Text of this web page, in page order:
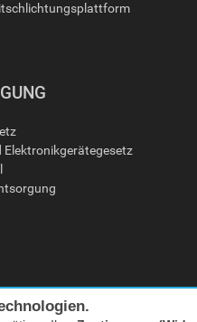
Elektronikgerätegesetz